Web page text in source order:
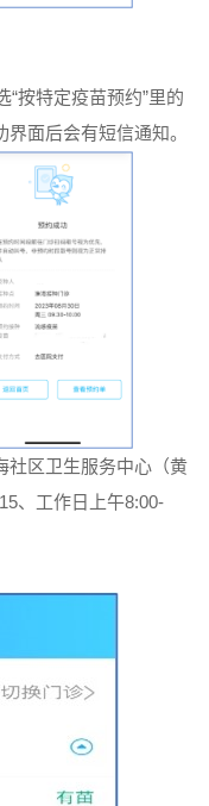
“按特定疫苗预约”里的
面后会有短信通知。
社区卫生服务中心（黄
、工作日上午8:00-